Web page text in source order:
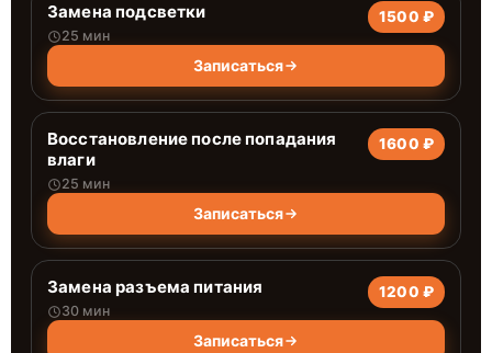
Замена подсветки
25 мин
1500 ₽
Записаться
Восстановление после попадания
влаги
25 мин
1600 ₽
Записаться
Замена разъема питания
30 мин
1200 ₽
Записаться